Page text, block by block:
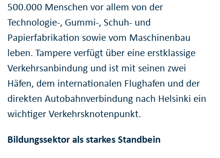
500.000 Menschen vor allem von der
Technologie-, Gummi-, Schuh- und
Papierfabrikation sowie vom Maschinenbau
leben. Tampere verfügt über eine erstklassige
Verkehrsanbindung und ist mit seinen zwei
Häfen, dem internationalen Flughafen und der
direkten Autobahnverbindung nach Helsinki ein
wichtiger Verkehrsknotenpunkt.
Bildungssektor als starkes Standbein